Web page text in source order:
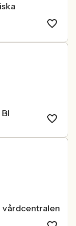
vårdcentralen